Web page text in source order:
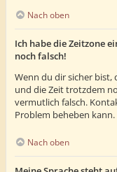
Nach oben
Ich habe die Zeitzone
noch falsch!
Wenn du dir sicher bist,
und die Zeit trotzdem
vermutlich falsch.
Problem beheben kann.
Nach oben